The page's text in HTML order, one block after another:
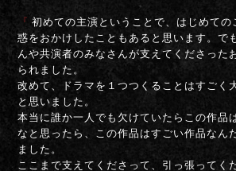
『 初めての主演ということで、はじめての
惑をおかけしたこともあると思います。で
んや共演者のみなさんが支えてくださった
られました。
改めて、ドラマを１つつくることはすごく
と思いました。
本当に誰か一人でも欠けていたらこの作品
なと思ったら、この作品はすごい作品なん
ました。
ここまで支えてくださって、引っ張ってく